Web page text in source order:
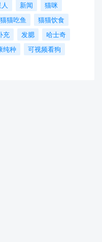
新闻
猫咪
猫猫吃鱼
猫猫饮食
充 发腮
哈士奇
纯种
可视频看狗